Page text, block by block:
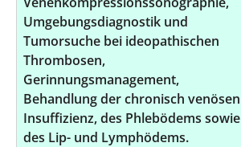
Umgebungsdiagnostik und
Tumorsuche bei ideopathischen
Thrombosen,
Gerinnungsmanagement,
Behandlung der chronisch venösen
Insuffizienz, des Phlebödems sowie
des Lip- und Lymphödems.